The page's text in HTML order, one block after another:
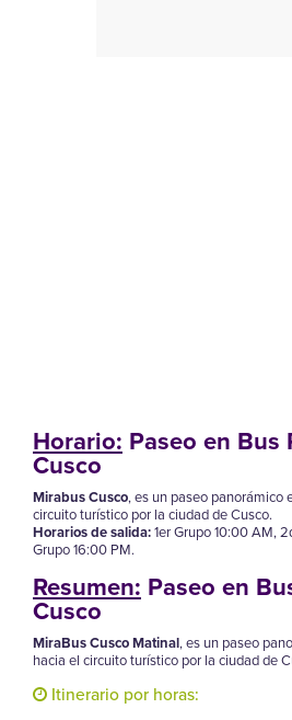
Horario: Paseo en Bus
Cusco
Mirabus Cusco, es un paseo panorámico
circuito turístico por la ciudad de Cusco.
Horarios de salida:1er Grupo 10:00 AM,
Grupo 16:00 PM.
Resumen: Paseo en
Cusco
MiraBus Cusco Matinal, es un paseo
hacia el circuito turístico por la ciudad de
Itinerario por horas: